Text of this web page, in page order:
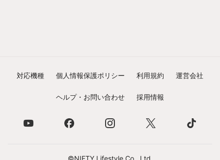
対応機種 個人情報保護ポリシー 利用規約 運営会社
ヘルプ・お問い合わせ 採用情報